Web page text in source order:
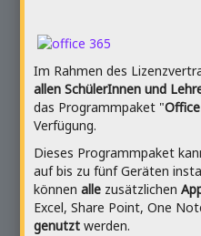
Im Rahmen des
allen SchülerInnen und
das Programmpaket "
Verfügung.
Dieses Programmpaket
auf bis zu fünf Geräten
können alle zusätzlichen
Excel, Share Point, One
genutzt werden.